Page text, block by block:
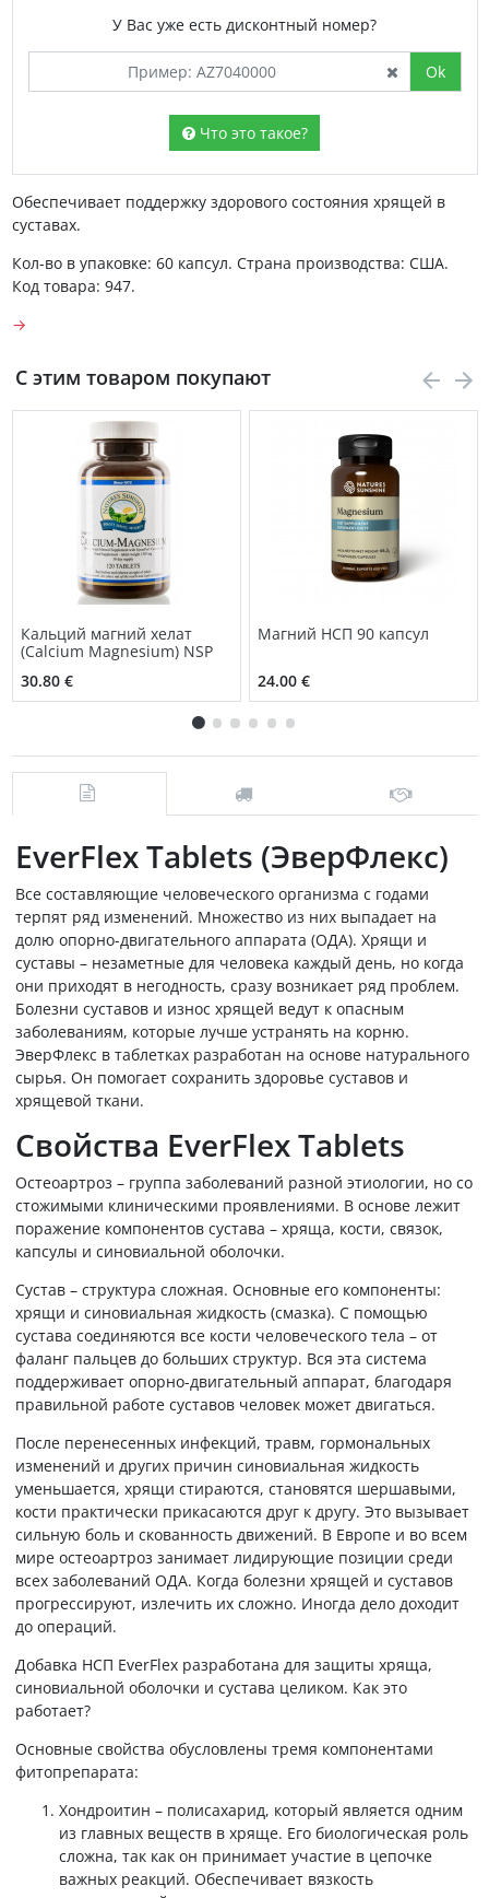
У Вас уже есть дисконтный номер?
Ok
Что это такое?
Обеспечивает поддержку здорового состояния хрящей в
суставах.
Кол-во в упаковке: 60 капсул. Страна производства: США.
Код товара: 947.
→
С этим товаром покупают
Кальций магний хелат
(Calcium Magnesium) NSP
30.80 €
Магний НСП 90 капсул
24.00 €
EverFlex Tablets (ЭверФлекс)
Все составляющие человеческого организма с годами
терпят ряд изменений. Множество из них выпадает на
долю опорно-двигательного аппарата (ОДА). Хрящи и
суставы – незаметные для человека каждый день, но когда
они приходят в негодность, сразу возникает ряд проблем.
Болезни суставов и износ хрящей ведут к опасным
заболеваниям, которые лучше устранять на корню.
ЭверФлекс в таблетках разработан на основе натурального
сырья. Он помогает сохранить здоровье суставов и
хрящевой ткани.
Свойства EverFlex Tablets
Остеоартроз – группа заболеваний разной этиологии, но со
стожимыми клиническими проявлениями. В основе лежит
поражение компонентов сустава – хряща, кости, связок,
капсулы и синовиальной оболочки.
Сустав – структура сложная. Основные его компоненты:
хрящи и синовиальная жидкость (смазка). С помощью
сустава соединяются все кости человеческого тела – от
фаланг пальцев до больших структур. Вся эта система
поддерживает опорно-двигательный аппарат, благодаря
правильной работе суставов человек может двигаться.
После перенесенных инфекций, травм, гормональных
изменений и других причин синовиальная жидкость
уменьшается, хрящи стираются, становятся шершавыми,
кости практически прикасаются друг к другу. Это вызывает
сильную боль и скованность движений. В Европе и во всем
мире остеоартроз занимает лидирующие позиции среди
всех заболеваний ОДА. Когда болезни хрящей и суставов
прогрессируют, излечить их сложно. Иногда дело доходит
до операций.
Добавка НСП EverFlex разработана для защиты хряща,
синовиальной оболочки и сустава целиком. Как это
работает?
Основные свойства обусловлены тремя компонентами
фитопрепарата:
Хондроитин – полисахарид, который является одним
из главных веществ в хряще. Его биологическая роль
сложна, так как он принимает участие в цепочке
важных реакций. Обеспечивает вязкость